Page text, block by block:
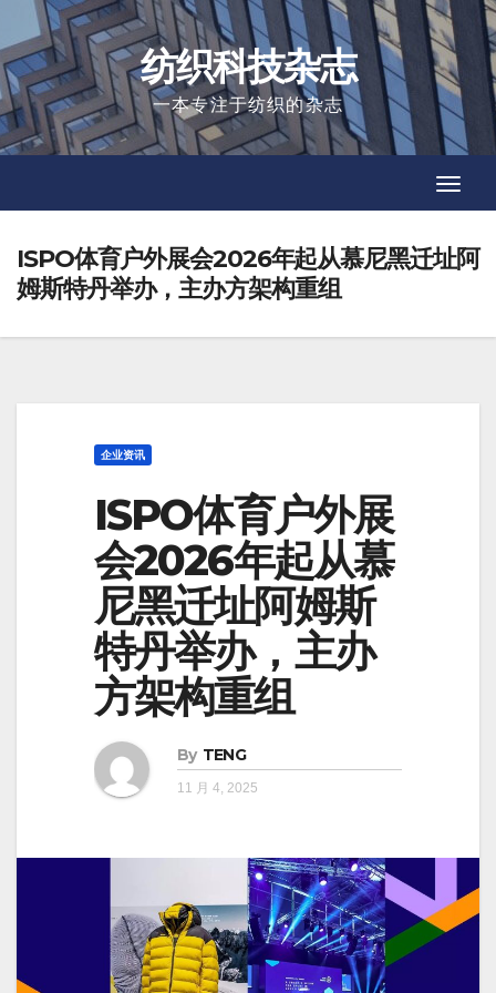
to
content
纺织科技杂志
一本专注于纺织的杂志
ISPO体育户外展会2026年起从慕尼黑迁址阿
姆斯特丹举办，主办方架构重组
企业资讯
ISPO体育户外展
会2026年起从慕
尼黑迁址阿姆斯
特丹举办，主办
方架构重组
By TENG
11 月 4, 2025